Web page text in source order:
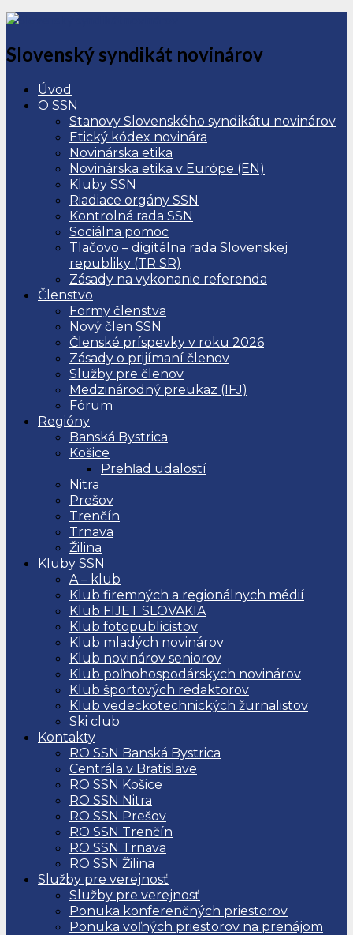
Slovenský syndikát novinárov
Úvod
O SSN
Stanovy Slovenského syndikátu novinárov
Etický kódex novinára
Novinárska etika
Novinárska etika v Európe (EN)
Kluby SSN
Riadiace orgány SSN
Kontrolná rada SSN
Sociálna pomoc
Tlačovo – digitálna rada Slovenskej
republiky (TR SR)
Zásady na vykonanie referenda
Členstvo
Formy členstva
Nový člen SSN
Členské príspevky v roku 2026
Zásady o prijímaní členov
Služby pre členov
Medzinárodný preukaz (IFJ)
Fórum
Regióny
Banská Bystrica
Košice
Prehľad udalostí
Nitra
Prešov
Trenčín
Trnava
Žilina
Kluby SSN
A – klub
Klub firemných a regionálnych médií
Klub FIJET SLOVAKIA
Klub fotopublicistov
Klub mladých novinárov
Klub novinárov seniorov
Klub poľnohospodárskych novinárov
Klub športových redaktorov
Klub vedeckotechnických žurnalistov
Ski club
Kontakty
RO SSN Banská Bystrica
Centrála v Bratislave
RO SSN Košice
RO SSN Nitra
RO SSN Prešov
RO SSN Trenčín
RO SSN Trnava
RO SSN Žilina
Služby pre verejnosť
Služby pre verejnosť
Ponuka konferenčných priestorov
Ponuka voľných priestorov na prenájom